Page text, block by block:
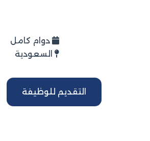
دوام كامل
السعودية
التقديم للوظيفة